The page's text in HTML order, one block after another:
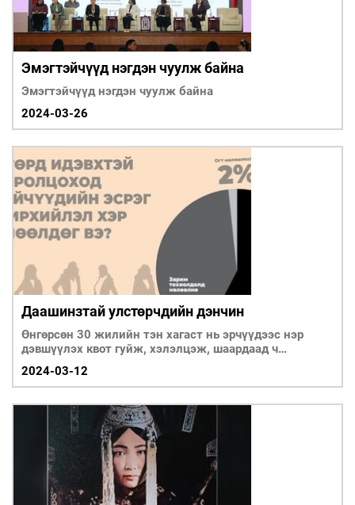
Эмэгтэйчүүд нэгдэн чуулж байна
Эмэгтэйчүүд нэгдэн чуулж байна
2024-03-26
Даашинзтай улстөрчдийн дэнчин
Өнгөрсөн 30 жилийн тэн хагаст нь эрчүүдээс нэр
дэвшүүлэх квот гуйж, хэлэлцэж, шаардаад ч
молигодуулж ирсэн өрөвдөлтэй замыг эмэгтэйчүүд
туулж ирэв.
2024-03-12